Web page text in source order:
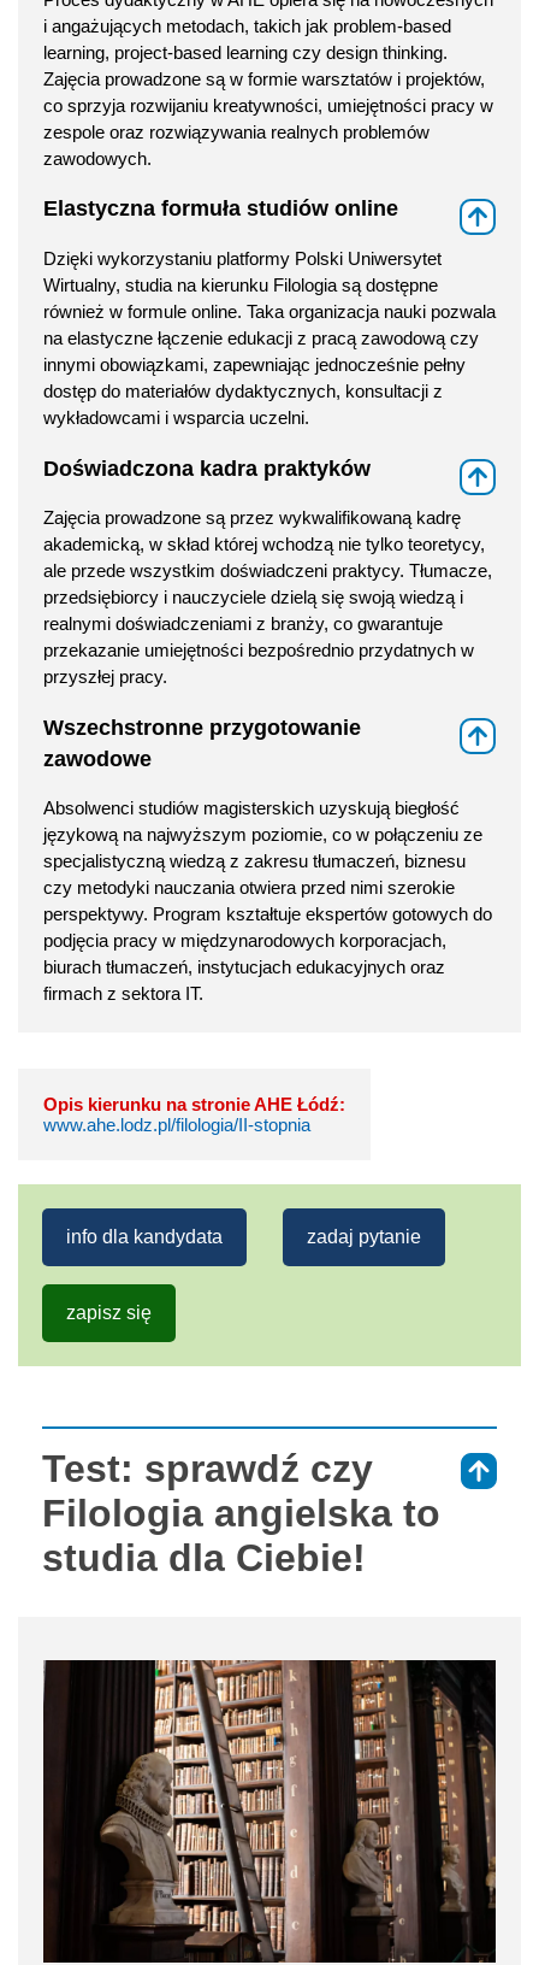
i angażujących metodach, takich jak problem-based
learning, project-based learning czy design thinking.
Zajęcia prowadzone są w formie warsztatów i projektów,
co sprzyja rozwijaniu kreatywności, umiejętności pracy w
zespole oraz rozwiązywania realnych problemów
zawodowych.
Elastyczna formuła studiów online
Dzięki wykorzystaniu platformy Polski Uniwersytet
Wirtualny, studia na kierunku Filologia są dostępne
również w formule online. Taka organizacja nauki pozwala
na elastyczne łączenie edukacji z pracą zawodową czy
innymi obowiązkami, zapewniając jednocześnie pełny
dostęp do materiałów dydaktycznych, konsultacji z
wykładowcami i wsparcia uczelni.
Doświadczona kadra praktyków
Zajęcia prowadzone są przez wykwalifikowaną kadrę
akademicką, w skład której wchodzą nie tylko teoretycy,
ale przede wszystkim doświadczeni praktycy. Tłumacze,
przedsiębiorcy i nauczyciele dzielą się swoją wiedzą i
realnymi doświadczeniami z branży, co gwarantuje
przekazanie umiejętności bezpośrednio przydatnych w
przyszłej pracy.
Wszechstronne przygotowanie
zawodowe
Absolwenci studiów magisterskich uzyskują biegłość
językową na najwyższym poziomie, co w połączeniu ze
specjalistyczną wiedzą z zakresu tłumaczeń, biznesu
czy metodyki nauczania otwiera przed nimi szerokie
perspektywy. Program kształtuje ekspertów gotowych do
podjęcia pracy w międzynarodowych korporacjach,
biurach tłumaczeń, instytucjach edukacyjnych oraz
firmach z sektora IT.
Opis kierunku na stronie AHE Łódź:
www.ahe.lodz.pl/filologia/II-stopnia
info dla kandydata zadaj pytanie
zapisz się
Test: sprawdź czy
Filologia angielska to
studia dla Ciebie!